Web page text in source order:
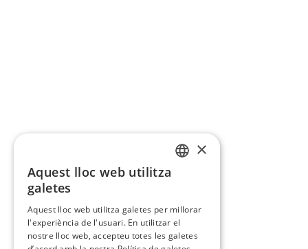
×
Aquest lloc web utilitza
galetes
Aquest lloc web utilitza galetes per millorar
l'experiència de l'usuari. En utilitzar el
nostre lloc web, accepteu totes les galetes